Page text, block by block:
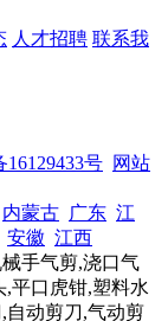
人才招聘 联系我
16129433号 网站
内蒙古 广东 江
安徽 江西
手气剪,浇口气
,平口虎钳,塑料水
自动剪刀,气动剪